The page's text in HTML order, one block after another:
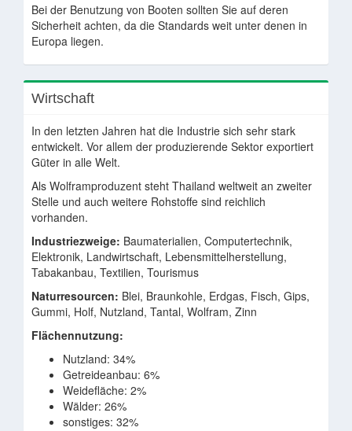
Bei der Benutzung von Booten sollten Sie auf deren
Sicherheit achten, da die Standards weit unter denen in
Europa liegen.
Wirtschaft
In den letzten Jahren hat die Industrie sich sehr stark
entwickelt. Vor allem der produzierende Sektor exportiert
Güter in alle Welt.
Als Wolframproduzent steht Thailand weltweit an zweiter
Stelle und auch weitere Rohstoffe sind reichlich
vorhanden.
Industriezweige: Baumaterialien, Computertechnik,
Elektronik, Landwirtschaft, Lebensmittelherstellung,
Tabakanbau, Textilien, Tourismus
Naturresourcen: Blei, Braunkohle, Erdgas, Fisch, Gips,
Gummi, Holf, Nutzland, Tantal, Wolfram, Zinn
Flächennutzung:
Nutzland: 34%
Getreideanbau: 6%
Weidefläche: 2%
Wälder: 26%
sonstiges: 32%